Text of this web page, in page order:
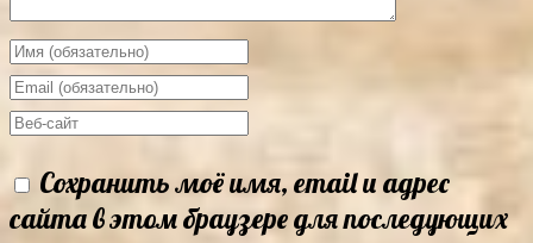
Enter
your
name
username
to
Enter
your
address
to
Enter
website
URL
Сохранить моё имя, email и адрес
сайта в этом браузере для последующих